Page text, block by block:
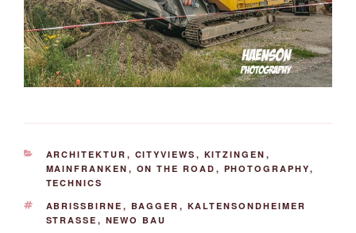
KATEGORIEN
ARCHITEKTUR , CITYVIEWS , KITZINGEN ,
MAINFRANKEN , ON THE ROAD , PHOTOGRAPHY,
TECHNICS
SCHLAGWÖRTER
ABRISSBIRNE , BAGGER , KALTENSONDHEIMER
STRASSE
, NEWO BAU